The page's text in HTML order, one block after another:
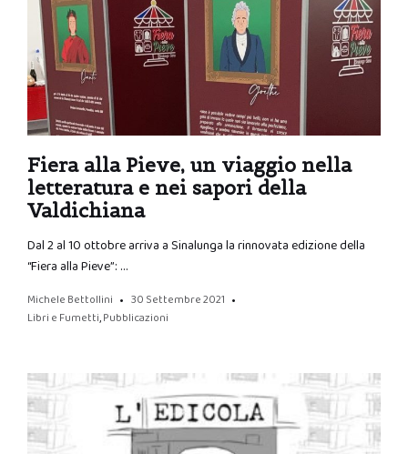
Fiera alla Pieve, un viaggio nella
letteratura e nei sapori della
Valdichiana
Dal 2 al 10 ottobre arriva a Sinalunga la rinnovata edizione della
“Fiera alla Pieve”: …
Michele Bettollini
30 Settembre 2021
Libri e Fumetti,Pubblicazioni